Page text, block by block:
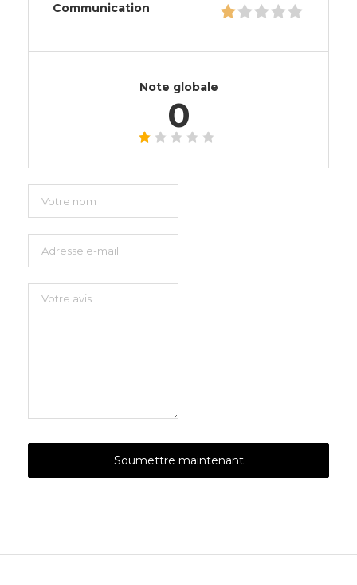
Communication
Note globale
0